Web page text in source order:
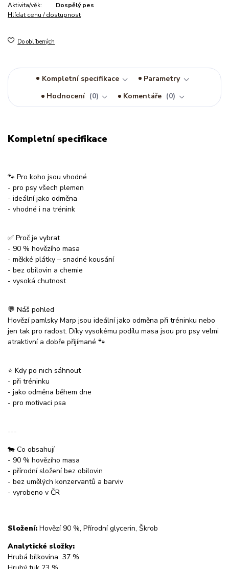
Aktivita/věk:
Dospělý pes
Hlídat cenu / dostupnost
Do oblíbených
Kompletní specifikace
Parametry
Hodnocení
0 Komentáře 0
Kompletní specifikace
🐾 Pro koho jsou vhodné
- pro psy všech plemen
- ideální jako odměna
- vhodné i na trénink
✅ Proč je vybrat
- 90 % hovězího masa
- měkké plátky – snadné kousání
- bez obilovin a chemie
- vysoká chutnost
💬 Náš pohled
Hovězí pamlsky Marp jsou ideální jako odměna při tréninku nebo
jen tak pro radost. Díky vysokému podílu masa jsou pro psy velmi
atraktivní a dobře přijímané 🐾
⭐ Kdy po nich sáhnout
- při tréninku
- jako odměna během dne
- pro motivaci psa
---
🐄 Co obsahují
- 90 % hovězího masa
- přírodní složení bez obilovin
- bez umělých konzervantů a barviv
- vyrobeno v ČR
Složení: Hovězí 90 %, Přírodní glycerin, Škrob
Analytické složky:
Hrubá bílkovina 37 %